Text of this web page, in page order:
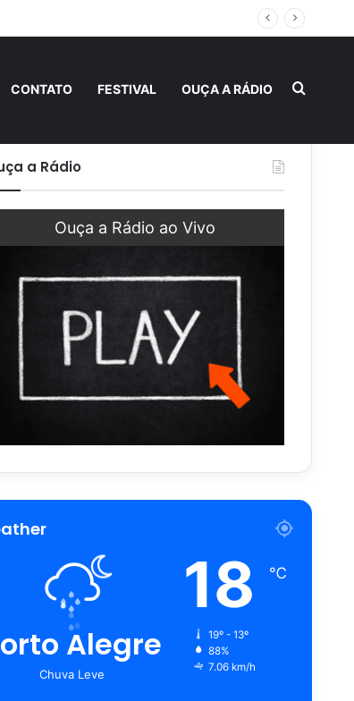
CONTATO FESTIVAL OUÇA A RÁDIO
a Rádio
Ouça a Rádio ao Vivo
Alegre
Chuva Leve
18 ℃
19º - 13º
88%
7.06 km/h